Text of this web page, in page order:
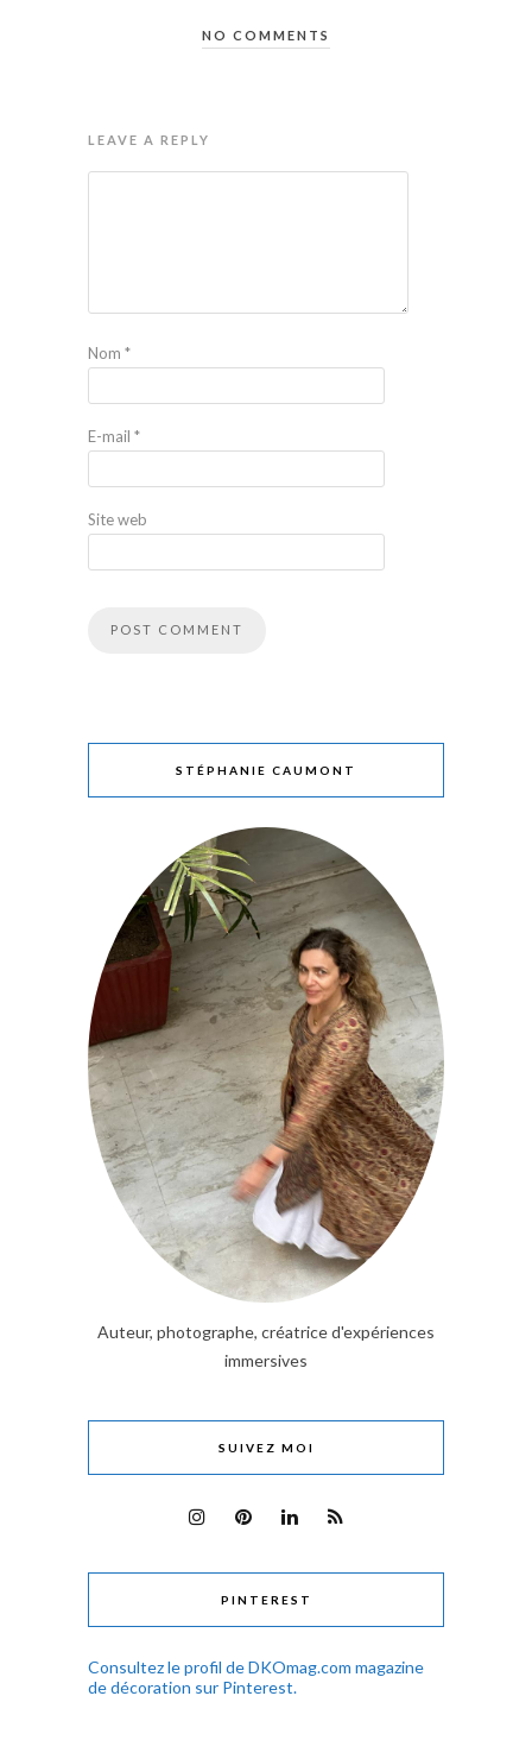
NO COMMENTS
LEAVE A REPLY
Nom *
E-mail *
Site web
STÉPHANIE CAUMONT
Auteur, photographe, créatrice d'expériences
immersives
SUIVEZ MOI
PINTEREST
Consultez le profil de DKOmag.com magazine
de décoration sur Pinterest.